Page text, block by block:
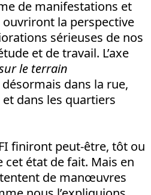
de manifestations et
ouvriront la perspective
sérieuses de nos
et de travail. L’axe
le terrain
désormais dans la rue,
dans les quartiers
finiront peut-être, tôt ou
état de fait. Mais en
de manœuvres